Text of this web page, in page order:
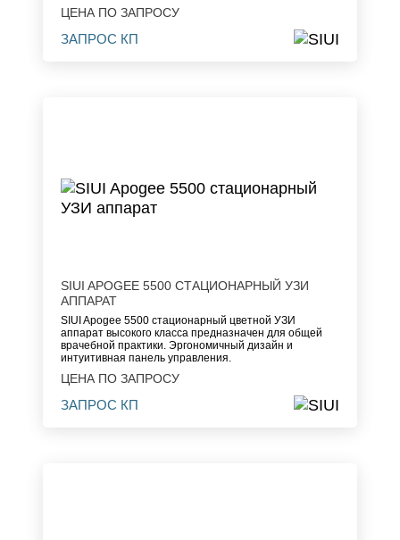
ЦЕНА ПО ЗАПРОСУ
ЗАПРОС КП
SIUI APOGEE 5500 СТАЦИОНАРНЫЙ УЗИ
АППАРАТ
SIUI Apogee 5500 стационарный цветной УЗИ
аппарат высокого класса предназначен для общей
врачебной практики. Эргономичный дизайн и
интуитивная панель управления.
ЦЕНА ПО ЗАПРОСУ
ЗАПРОС КП